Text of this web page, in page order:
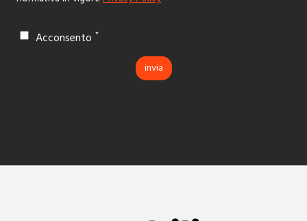
Acconsento